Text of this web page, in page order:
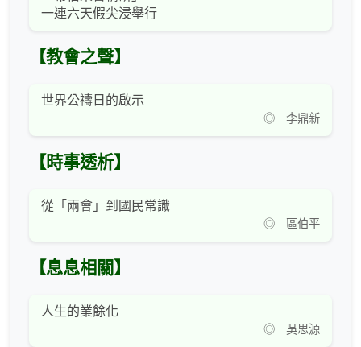
一連六天假尖浸舉行
【教會之聲】
世界公禱日的啟示
◎ 李鼎新
【時事透析】
從「兩會」到國民常識
◎ 區伯平
【息息相關】
人生的業餘化
◎ 吳思源